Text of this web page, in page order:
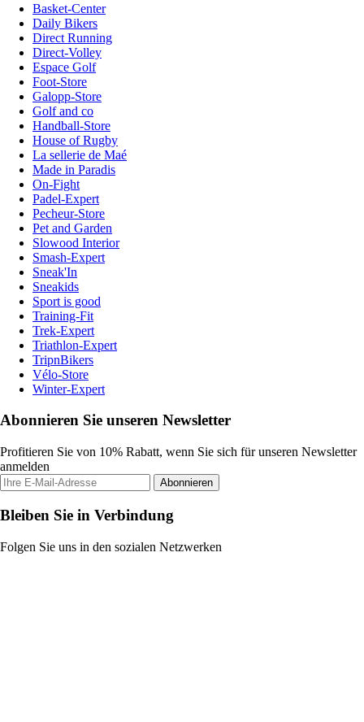
Basket-Center
Daily Bikers
Direct Running
Direct-Volley
Espace Golf
Foot-Store
Galopp-Store
Golf and co
Handball-Store
House of Rugby
La sellerie de Maé
Made in Paradis
On-Fight
Padel-Expert
Pecheur-Store
Pet and Garden
Slowood Interior
Smash-Expert
Sneak'In
Sneakids
Sport is good
Training-Fit
Trek-Expert
Triathlon-Expert
TripnBikers
Vélo-Store
Winter-Expert
Abonnieren Sie unseren Newsletter
Profitieren Sie von 10% Rabatt, wenn Sie sich für unseren Newsletter
anmelden
Abonnieren
Bleiben Sie in Verbindung
Folgen Sie uns in den sozialen Netzwerken